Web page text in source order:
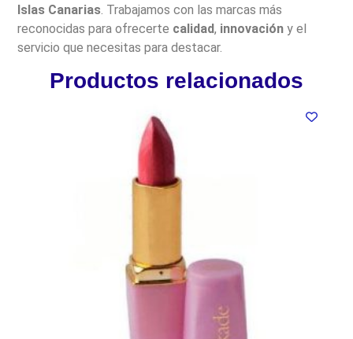
Islas Canarias. Trabajamos con las marcas más
reconocidas para ofrecerte calidad, innovación y el
servicio que necesitas para destacar.
Productos relacionados